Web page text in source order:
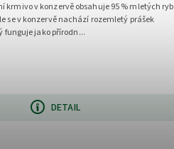
DETAIL
krmivo v konzervě obsahuje 95 % mletých ryb
se v konzervě nachází rozemletý prášek
funguje jako přírodn...